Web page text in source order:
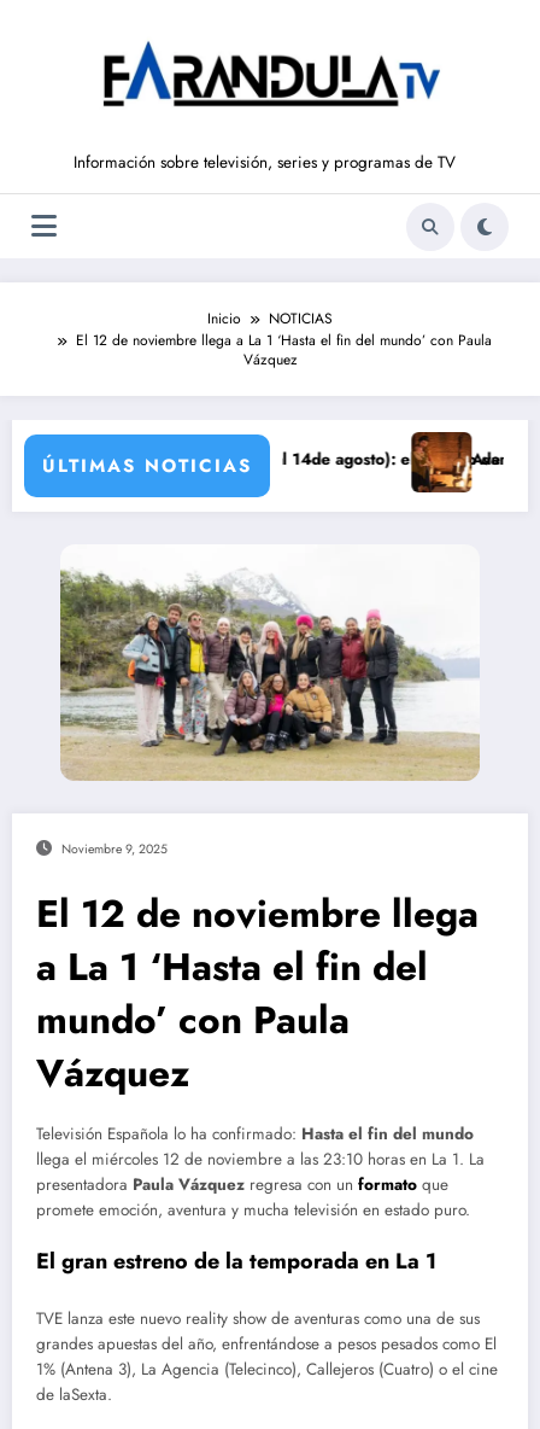
Información sobre televisión, series y programas de TV
Inicio
NOTICIAS
El 12 de noviembre llega a La 1 ‘Hasta el fin del mundo’ con Paula
Vázquez
ÚLTIMAS NOTICIAS
DE LIBERTAD’ (del 10 al 14de agosto): el secreto de Tasio sale a la
Avance VALLE
Noviembre 9, 2025
El 12 de noviembre llega
a La 1 ‘Hasta el fin del
mundo’ con Paula
Vázquez
Televisión Española lo ha confirmado: Hasta el fin del mundo
llega el miércoles 12 de noviembre a las 23:10 horas en La 1. La
presentadora Paula Vázquez regresa con un formato que
promete emoción, aventura y mucha televisión en estado puro.
El gran estreno de la temporada en La 1
TVE lanza este nuevo reality show de aventuras como una de sus
grandes apuestas del año, enfrentándose a pesos pesados como El
1% (Antena 3), La Agencia (Telecinco), Callejeros (Cuatro) o el cine
de laSexta.